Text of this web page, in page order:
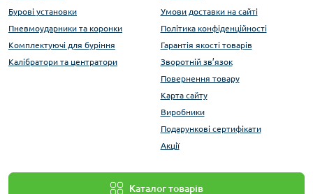
Бурові установки
Пневмоударники та коронки
Комплектуючі для буріння
Калібратори та центратори
Умови доставки на сайті
Політика конфіденційності
Гарантія якості товарів
Зворотній зв’язок
Повернення товару
Карта сайту
Виробники
Подарункові сертифікати
Акції
Каталог товарів